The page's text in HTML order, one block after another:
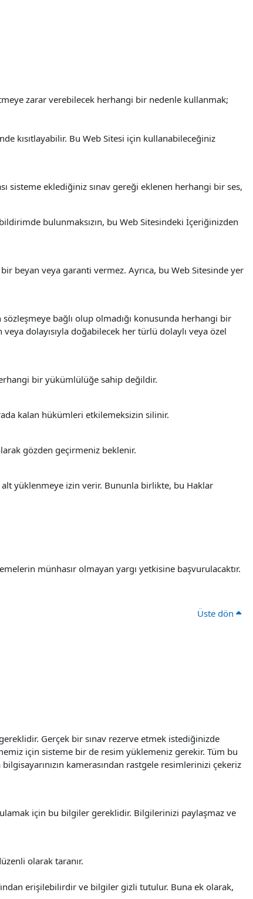
zarar verebilecek herhangi bir nedenle kullanmak;
kısıtlayabilir. Bu Web Sitesi için kullanabileceğiniz
sisteme eklediğiniz sınav gereği eklenen herhangi bir ses,
bulunmaksızın, bu Web Sitesindeki İçeriğinizden
beyan veya garanti vermez. Ayrıca, bu Web Sitesinde yer
bağlı olup olmadığı konusunda herhangi bir
dolayısıyla doğabilecek her türlü dolaylı veya özel
bir yükümlülüğe sahip değildir.
kalan hükümleri etkilemeksizin silinir.
gözden geçirmeniz beklenir.
alt yüklenmeye izin verir. Bununla birlikte, bu Haklar
münhasır olmayan yargı yetkisine başvurulacaktır.
Üste dön
Gerçek bir sınav rezerve etmek istediğinizde
için sisteme bir de resim yüklemeniz gerekir. Tüm bu
kamerasından rastgele resimlerinizi çekeriz
için bu bilgiler gereklidir. Bilgilerinizi paylaşmaz ve
olarak taranır.
erişilebilirdir ve bilgiler gizli tutulur. Buna ek olarak,